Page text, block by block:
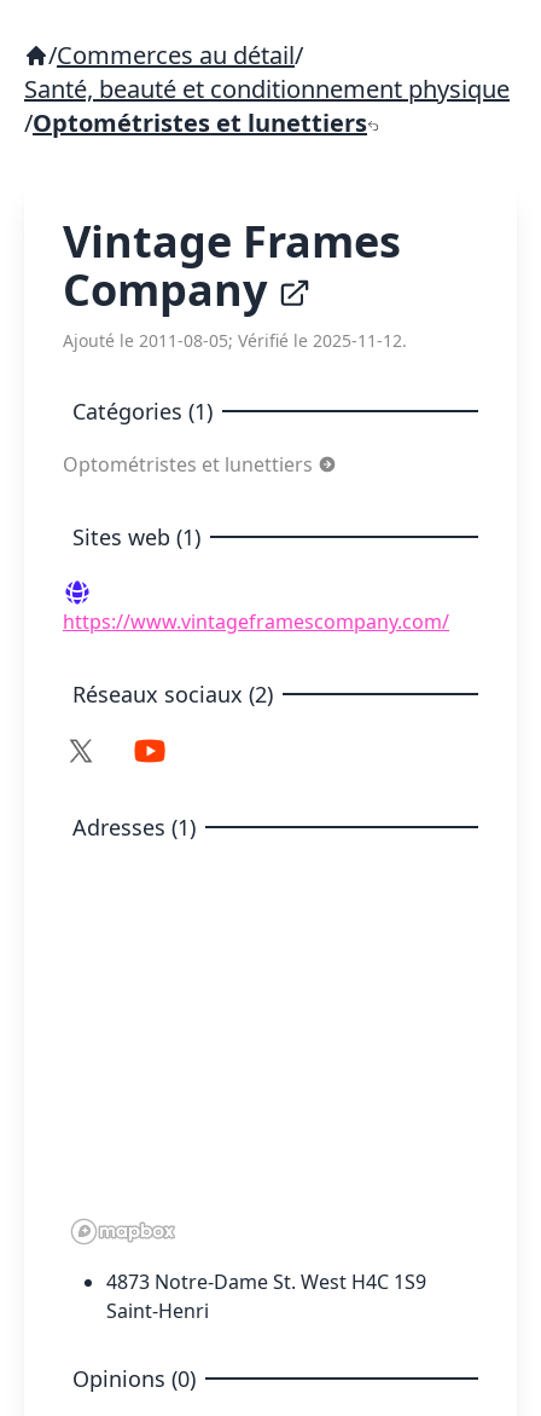
/Commerces au détail/
Santé, beauté et conditionnement physique
/Optométristes et lunettiers
Vintage Frames
Company
Ajouté le 2011-08-05; Vérifié le 2025-11-12.
Catégories (1)
Optométristes et lunettiers
Sites web (1)
https://www.vintageframescompany.com/
Réseaux sociaux (2)
Adresses (1)
4873 Notre-Dame St. West H4C 1S9
Saint-Henri
Opinions (0)